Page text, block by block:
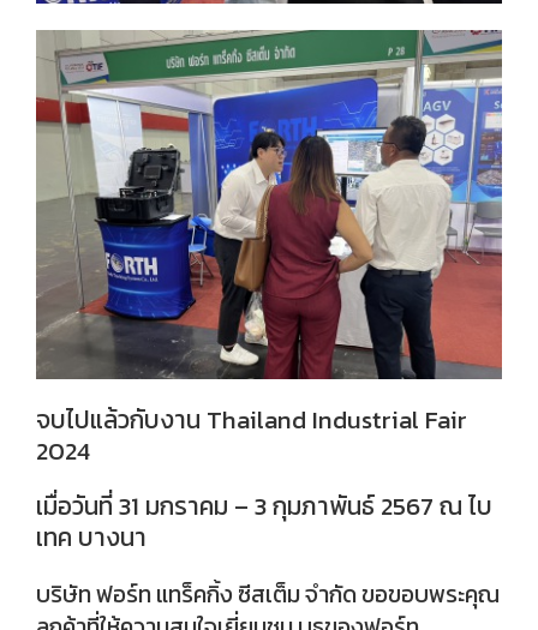
จบไปแล้วกับงาน Thailand Industrial Fair
2024
เมื่อวันที่ 31 มกราคม – 3 กุมภาพันธ์ 2567 ณ ไบ
เทค บางนา
บริษัท ฟอร์ท แทร็คกิ้ง ซีสเต็ม จำกัด ขอขอบพระคุณ